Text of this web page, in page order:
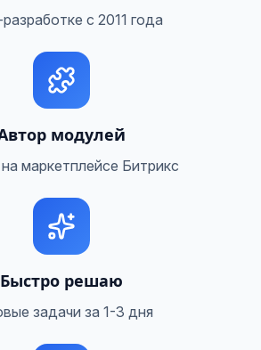
с 2011 года
модулей
маркетплейсе Битрикс
Быстро решаю
задачи за 1-3 дня